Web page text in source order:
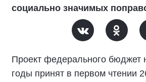
социально значимых
Проект федерального бюджет
годы принят в первом чтении